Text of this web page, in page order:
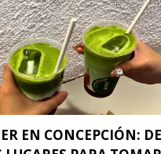
EN CONCEPCIÓN: